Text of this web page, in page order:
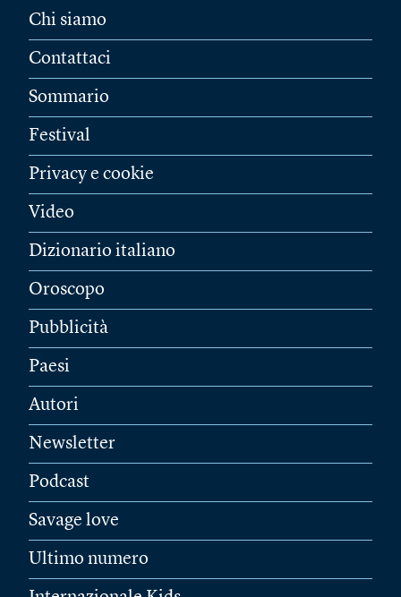
Chi siamo
Contattaci
Sommario
Festival
Privacy e cookie
Video
Dizionario italiano
Oroscopo
Pubblicità
Paesi
Autori
Newsletter
Podcast
Savage love
Ultimo numero